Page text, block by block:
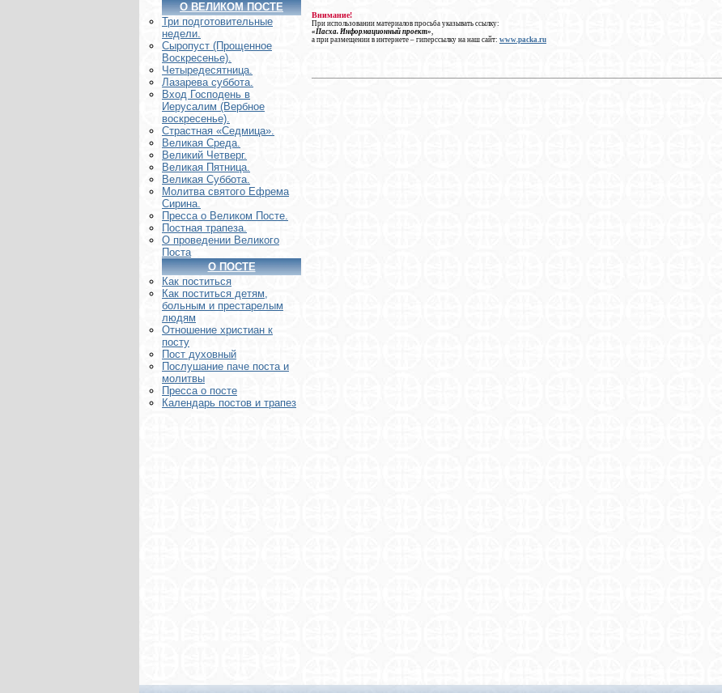
О ВЕЛИКОМ ПОСТЕ
Три подготовительные
недели.
Сыропуст (Прощенное
Воскресенье).
Четыредесятница.
Лазарева суббота.
Вход Господень в
Иерусалим (Вербное
воскресенье).
Страстная «Седмица».
Великая Среда.
Великий Четверг.
Великая Пятница.
Великая Суббота.
Молитва святого Ефрема
Сирина.
Пресса о Великом Посте.
Постная трапеза.
О проведении Великого
Поста
О ПОСТЕ
Как поститься
Как поститься детям,
больным и престарелым
людям
Отношение христиан к
посту
Пост духовный
Послушание паче поста и
молитвы
Пресса о посте
Календарь постов и трапез
Внимание!
При использовании материалов просьба указывать ссылку:
«Пасха. Информационный проект»
а при размещении в интернете – гиперссылку на наш сайт: www.packa.ru